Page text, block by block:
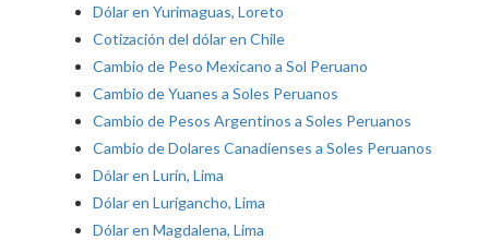
Dólar en Yurimaguas, Loreto
Cotización del dólar en Chile
Cambio de Peso Mexicano a Sol Peruano
Cambio de Yuanes a Soles Peruanos
Cambio de Pesos Argentinos a Soles Peruanos
Cambio de Dolares Canadienses a Soles Peruanos
Dólar en Lurín, Lima
Dólar en Lurigancho, Lima
Dólar en Magdalena, Lima